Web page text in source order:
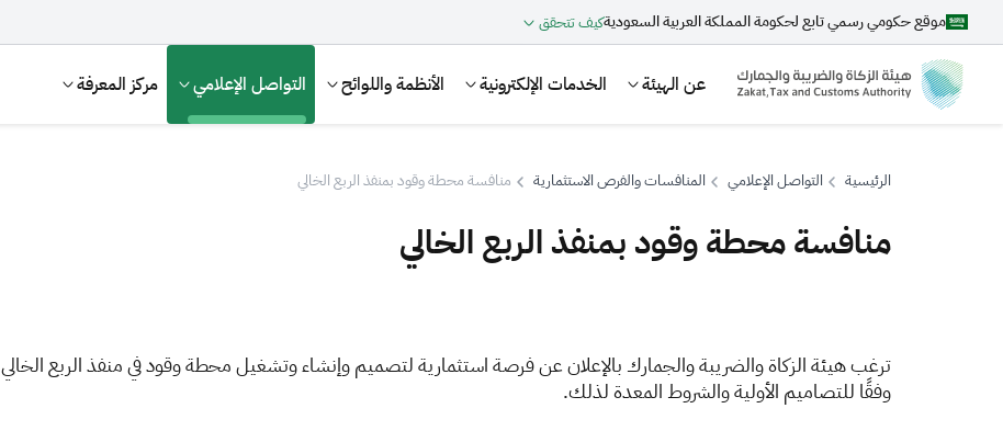
موقع حكومي رسمي تابع لحكومة المملكة العربية السعوديةكيف تتحقق
عن الهيئة الخدمات الإلكترونية الأنظمة واللوائح التواصل الإعلامي مركز المعرفة
بحث
اقتراحات
الرئيسية التواصل الإعلامي المنافسات والفرص الاستثمارية منافسة محطة وقود بمنفذ الربع الخالي
منافسة محطة وقود بمنفذ الربع الخالي
ترغب هيئة الزكاة والضريبة والجمارك بالإعلان عن فرصة استثمارية لتصميم وإنشاء وتشغيل محطة وقود في منفذ الربع
وفقًا للتصاميم الأولية والشروط المعدة لذلك.